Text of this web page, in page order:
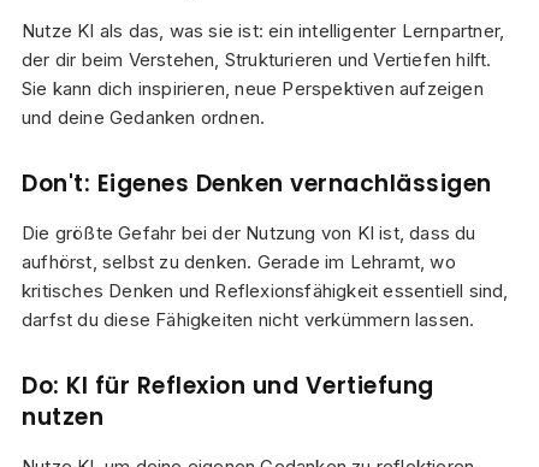
Nutze KI als das, was sie ist: ein intelligenter Lernpartner,
der dir beim Verstehen, Strukturieren und Vertiefen hilft.
Sie kann dich inspirieren, neue Perspektiven aufzeigen
und deine Gedanken ordnen.
Don't: Eigenes Denken vernachlässigen
Die größte Gefahr bei der Nutzung von KI ist, dass du
aufhörst, selbst zu denken. Gerade im Lehramt, wo
kritisches Denken und Reflexionsfähigkeit essentiell sind,
darfst du diese Fähigkeiten nicht verkümmern lassen.
Do: KI für Reflexion und Vertiefung
nutzen